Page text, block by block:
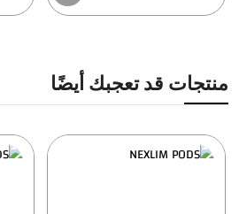
منتجات قد تعجبك أيضًا